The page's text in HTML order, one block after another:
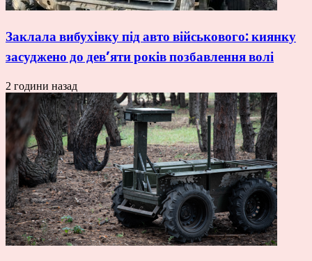
Заклала вибухівку під авто військового: киянку
засуджено до дев’яти років позбавлення волі
2 години назад